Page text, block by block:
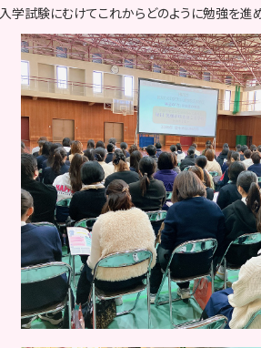
入学試験にむけてこれからどのように勉強を進